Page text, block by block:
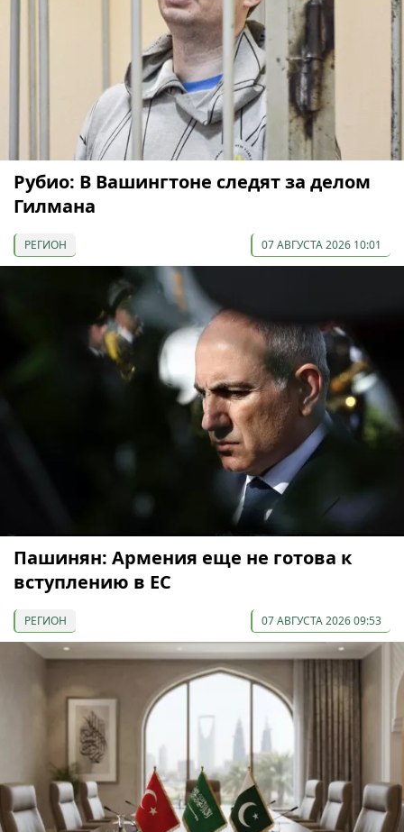
Рубио: В Вашингтоне следят за делом
Гилмана
РЕГИОН 07 АВГУСТА 2026 10:01
Пашинян: Армения еще не готова к
вступлению в ЕС
РЕГИОН 07 АВГУСТА 2026 09:53